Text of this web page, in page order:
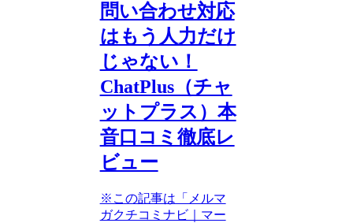
問い合わせ対応
はもう人力だけ
じゃない！
ChatPlus（チャ
ットプラス）本
音口コミ徹底レ
ビュー
※この記事は「メルマ
ガクチコミナビ｜マー